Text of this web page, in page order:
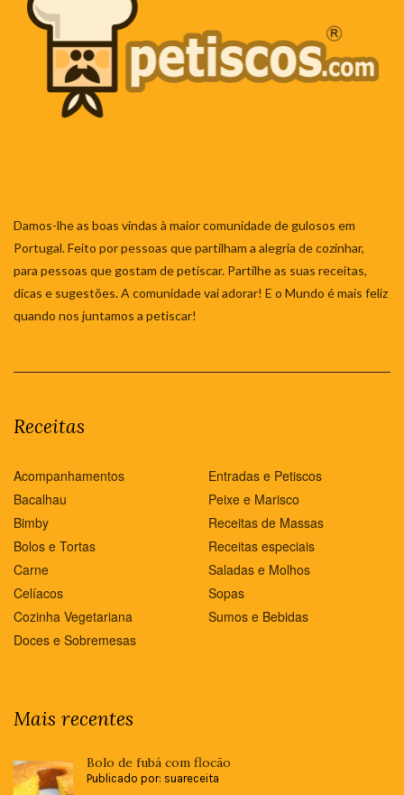
Damos-lhe as boas vindas à maior comunidade de gulosos em
Portugal. Feito por pessoas que partilham a alegria de cozinhar,
para pessoas que gostam de petiscar. Partilhe as suas receitas,
dicas e sugestões. A comunidade vai adorar! E o Mundo é mais feliz
quando nos juntamos a petiscar!
Receitas
Acompanhamentos
Bacalhau
Bimby
Bolos e Tortas
Carne
Celíacos
Cozinha Vegetariana
Doces e Sobremesas
Entradas e Petiscos
Peixe e Marisco
Receitas de Massas
Receitas especiais
Saladas e Molhos
Sopas
Sumos e Bebidas
Mais recentes
Bolo de fubá com flocão
Publicado por: suareceita